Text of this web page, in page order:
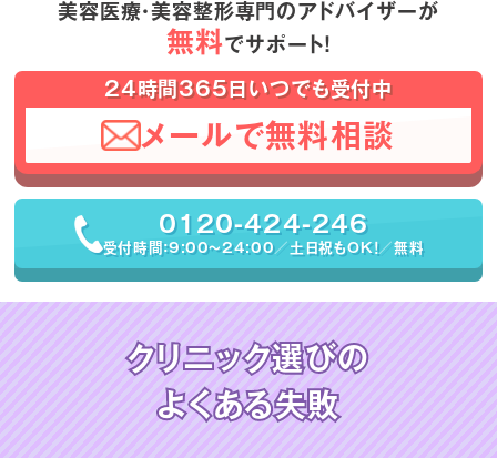
美容医療・美容整形専門のアドバイザーが
無料でサポート！
24時間365日いつでも受付中
メールで無料相談
0120-424-246
受付時間：9:00〜24:00／土日祝もOK！／無料
クリニック選びの
よくある失敗